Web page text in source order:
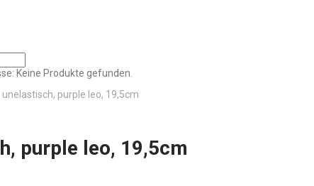
Keine Produkte gefunden.
purple leo, 19,5cm
purple leo, 19,5cm